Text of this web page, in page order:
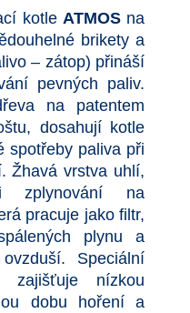
kotle ATMOSna
brikety a
– zátop) přináší
pevných paliv.
na patentem
dosahují kotle
spotřeby paliva při
Žhavá vrstva uhlí,
na
pracuje jako filtr,
plynu a
Speciální
zajišťuje nízkou
dobu hoření a